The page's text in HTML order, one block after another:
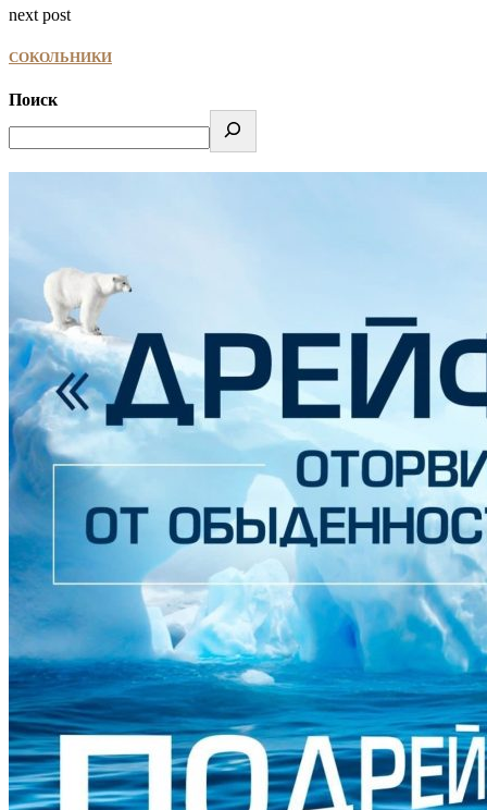
next post
СОКОЛЬНИКИ
Поиск